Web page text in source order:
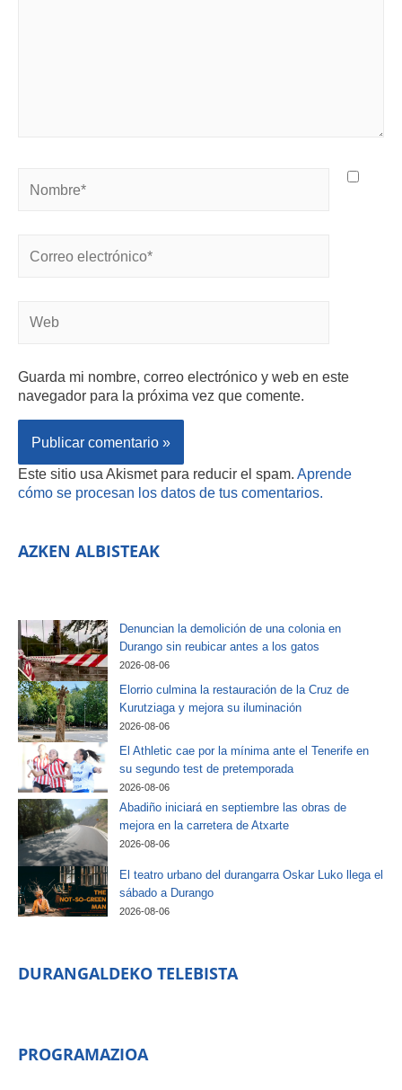
Guarda mi nombre, correo electrónico y web en este
navegador para la próxima vez que comente.
Este sitio usa Akismet para reducir el spam. Aprende
cómo se procesan los datos de tus comentarios.
AZKEN ALBISTEAK
Denuncian la demolición de una colonia en
Durango sin reubicar antes a los gatos
2026-08-06
Elorrio culmina la restauración de la Cruz de
Kurutziaga y mejora su iluminación
2026-08-06
El Athletic cae por la mínima ante el Tenerife en
su segundo test de pretemporada
2026-08-06
Abadiño iniciará en septiembre las obras de
mejora en la carretera de Atxarte
2026-08-06
El teatro urbano del durangarra Oskar Luko llega el
sábado a Durango
2026-08-06
DURANGALDEKO TELEBISTA
PROGRAMAZIOA